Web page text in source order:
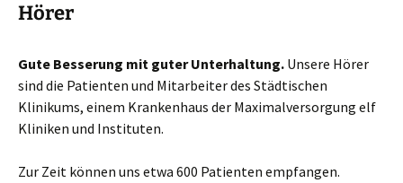
Hörer
Gute Besserung mit guter Unterhaltung. Unsere Hörer
sind die Patienten und Mitarbeiter des Städtischen
Klinikums, einem Krankenhaus der Maximalversorgung elf
Kliniken und Instituten.
Zur Zeit können uns etwa 600 Patienten empfangen.